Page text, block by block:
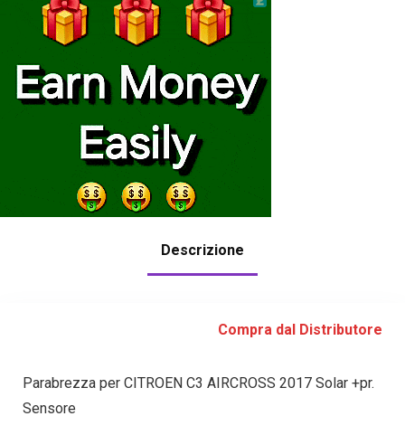
Descrizione
Compra dal Distributore
Parabrezza per CITROEN C3 AIRCROSS 2017 Solar +pr.
Sensore